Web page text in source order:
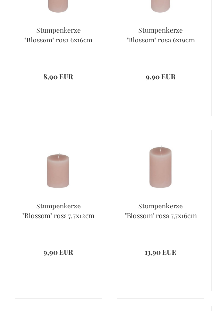
Stumpenkerze
"Blossom" rosa 6x16cm
8,90 EUR
Stumpenkerze
"Blossom" rosa 6x19cm
9,90 EUR
Stumpenkerze
"Blossom" rosa 7,7x12cm
9,90 EUR
Stumpenkerze
"Blossom" rosa 7,7x16cm
13,90 EUR